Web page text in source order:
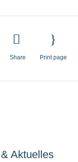
Share Print page
Aktuelles